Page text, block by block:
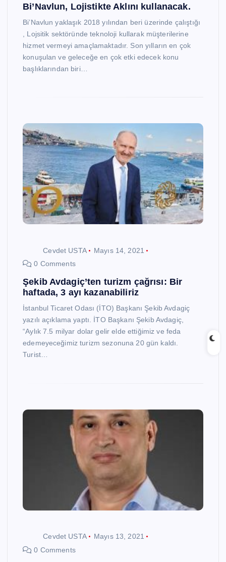
Bi’Navlun, Lojistikte Aklını kullanacak.
Bi’Navlun yaklaşık 2018 yılından beri üzerinde çalıştığı
, Lojsitik sektöründe teknoloji kullarak müşterilerine
hizmet vermeyi amaçlamaktadır. Son yılların en çok
konuşulan ve geleceğe en çok etki edecek konu
başlıklarından biri…
Cevdet USTA
Mayıs 14, 2021
0 Comments
Şekib Avdagiç’ten turizm çağrısı: Bir
haftada, 3 ayı kazanabiliriz
İstanbul Ticaret Odası (İTO) Başkanı Şekib Avdagiç
yazılı açıklama yaptı. İTO Başkanı Şekib Avdagiç,
“Aylık 7.5 milyar dolar gelir elde ettiğimiz ve feda
edemeyeceğimiz turizm sezonuna 20 gün kaldı.
Turist…
Cevdet USTA
Mayıs 13, 2021
0 Comments